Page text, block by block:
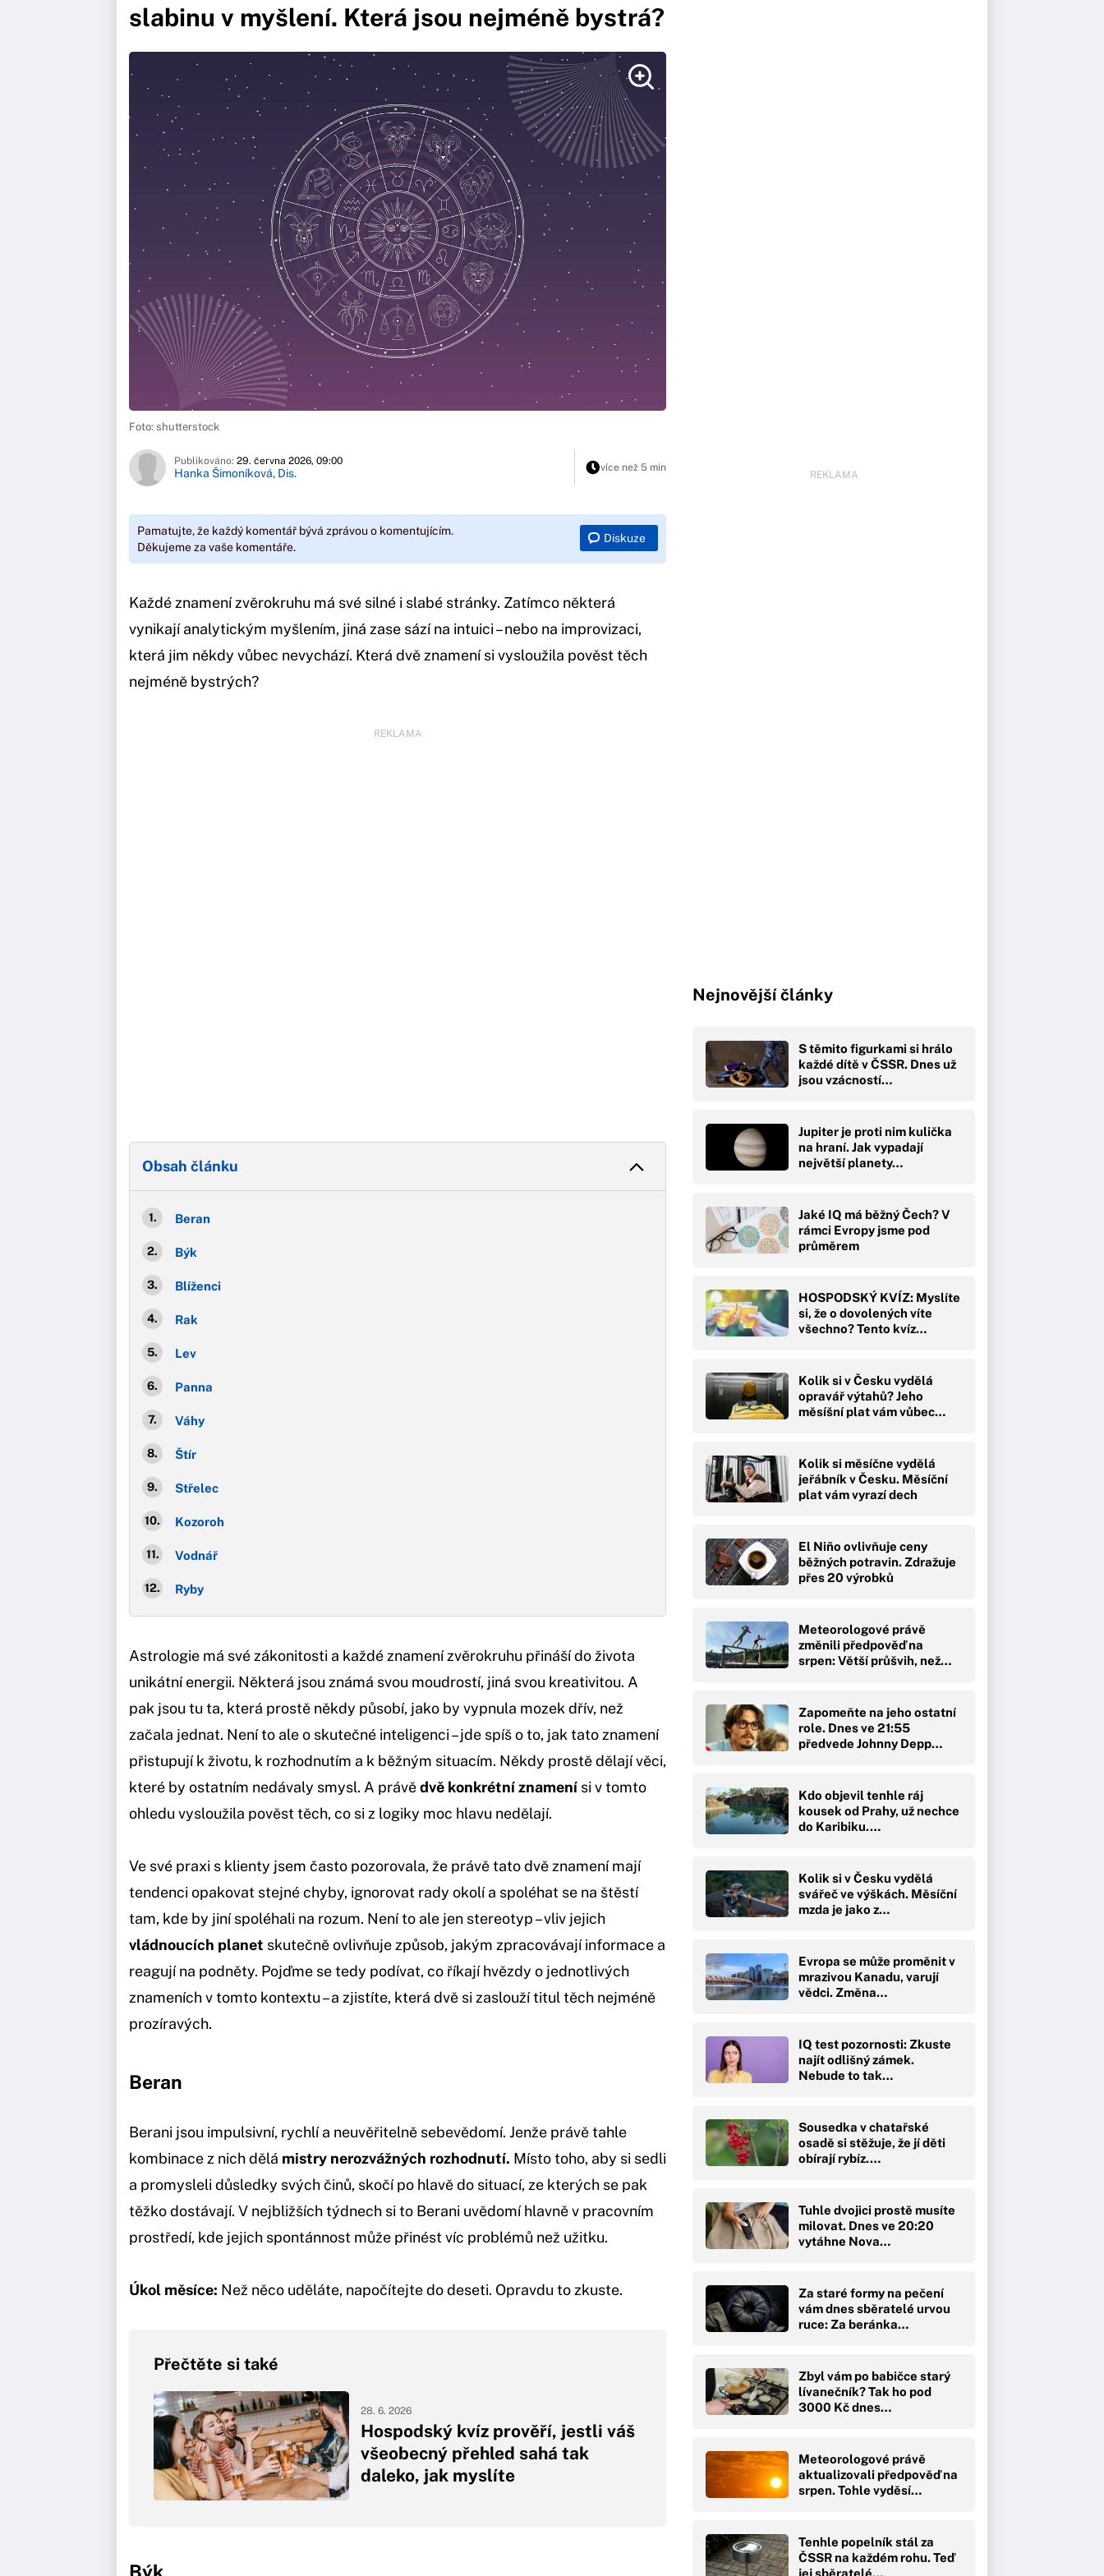
slabinu v myšlení. Která jsou nejméně bystrá?
Foto: shutterstock
Publikováno: 29. června 2026, 09:00
Hanka Šimoníková, Dis. více než 5 min
Pamatujte, že každý komentář bývá zprávou o komentujícím.
Děkujeme za vaše komentáře.
Diskuze
Každé znamení zvěrokruhu má své silné i slabé stránky. Zatímco některá
vynikají analytickým myšlením, jiná zase sází na intuici – nebo na improvizaci,
která jim někdy vůbec nevychází. Která dvě znamení si vysloužila pověst těch
nejméně bystrých?
REKLAMA
Obsah článku
Beran
Býk
Blíženci
Rak
Lev
Panna
Váhy
Štír
Střelec
Kozoroh
Vodnář
Ryby
Astrologie má své zákonitosti a každé znamení zvěrokruhu přináší do života
unikátní energii. Některá jsou známá svou moudrostí, jiná svou kreativitou. A
pak jsou tu ta, která prostě někdy působí, jako by vypnula mozek dřív, než
začala jednat. Není to ale o skutečné inteligenci – jde spíš o to, jak tato znamení
přistupují k životu, k rozhodnutím a k běžným situacím. Někdy prostě dělají věci,
které by ostatním nedávaly smysl. A právědvě konkrétní znamení si v tomto
ohledu vysloužila pověst těch, co si z logiky moc hlavu nedělají.
Ve své praxi s klienty jsem často pozorovala, že právě tato dvě znamení mají
tendenci opakovat stejné chyby, ignorovat rady okolí a spoléhat se na štěstí
tam, kde by jiní spoléhali na rozum. Není to ale jen stereotyp – vliv jejich
vládnoucích planet skutečně ovlivňuje způsob, jakým zpracovávají informace a
reagují na podněty. Pojďme se tedy podívat, co říkají hvězdy o jednotlivých
znameních v tomto kontextu – a zjistíte, která dvě si zaslouží titul těch nejméně
prozíravých.
Beran
Berani jsou impulsivní, rychlí a neuvěřitelně sebevědomí. Jenže právě tahle
kombinace z nich dělá mistry nerozvážných rozhodnutí. Místo toho, aby si sedli
a promysleli důsledky svých činů, skočí po hlavě do situací, ze kterých se pak
těžko dostávají. V nejbližších týdnech si to Berani uvědomí hlavně v pracovním
prostředí, kde jejich spontánnost může přinést víc problémů než užitku.
Úkol měsíce: Než něco uděláte, napočítejte do deseti. Opravdu to zkuste.
Přečtěte si také
Hospodský kvíz prověří, jestli váš
všeobecný přehled sahá tak
daleko, jak myslíte
28. 6. 2026
REKLAMA
Nejnovější články
S těmito figurkami si hrálo
každé dítě v ČSSR. Dnes už
jsou vzácností…
Jupiter je proti nim kulička
na hraní. Jak vypadají
největší planety…
Jaké IQ má běžný Čech? V
rámci Evropy jsme pod
průměrem
HOSPODSKÝ KVÍZ: Myslíte
si, že o dovolených víte
všechno? Tento kvíz…
Kolik si v Česku vydělá
opravář výtahů? Jeho
měsíšní plat vám vůbec…
Kolik si měsíčne vydělá
jeřábník v Česku. Měsíční
plat vám vyrazí dech
El Niño ovlivňuje ceny
běžných potravin. Zdražuje
přes 20 výrobků
Meteorologové právě
změnili předpověď na
srpen: Větší průšvih, než…
Zapomeňte na jeho ostatní
role. Dnes ve 21:55
předvede Johnny Depp…
Kdo objevil tenhle ráj
kousek od Prahy, už nechce
do Karibiku.…
Kolik si v Česku vydělá
svářeč ve výškách. Měsíční
mzda je jako z…
Evropa se může proměnit v
mrazivou Kanadu, varují
vědci. Změna…
IQ test pozornosti: Zkuste
najít odlišný zámek.
Nebude to tak…
Sousedka v chatařské
osadě si stěžuje, že jí děti
obírají rybíz.…
Tuhle dvojici prostě musíte
milovat. Dnes ve 20:20
vytáhne Nova…
Za staré formy na pečení
vám dnes sběratelé urvou
ruce: Za beránka…
Zbyl vám po babičce starý
lívanečník? Tak ho pod
3000 Kč dnes…
Meteorologové právě
aktualizovali předpověď na
srpen. Tohle vyděsí…
Tenhle popelník stál za
ČSSR na každém rohu. Teď
jej sběratelé…